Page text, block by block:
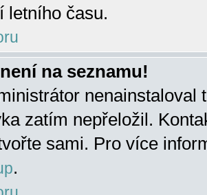
letního času.
na seznamu!
nenainstaloval
zatím nepřeložil.
sami. Pro více
.